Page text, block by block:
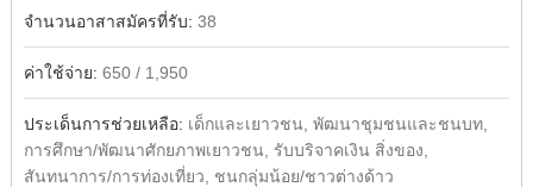
จำนวนอาสาสมัครที่รับ: 38
ค่าใช้จ่าย: 650 / 1,950
ประเด็นการช่วยเหลือ: เด็กและเยาวชน, พัฒนาชุมชนและชนบท,
การศึกษา/พัฒนาศักยภาพเยาวชน, รับบริจาคเงิน สิ่งของ,
สันทนาการ/การท่องเที่ยว, ชนกลุ่มน้อย/ชาวต่างด้าว